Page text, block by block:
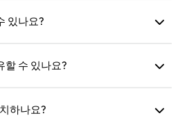
사용할 수 있습니다.
있나요?
할 수 있나요?
하나요?